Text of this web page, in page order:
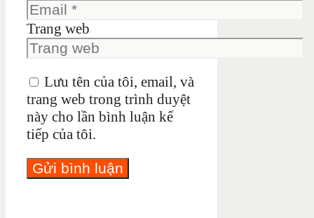
Trang web
Lưu tên của tôi, email, và
trang web trong trình duyệt
này cho lần bình luận kế
tiếp của tôi.